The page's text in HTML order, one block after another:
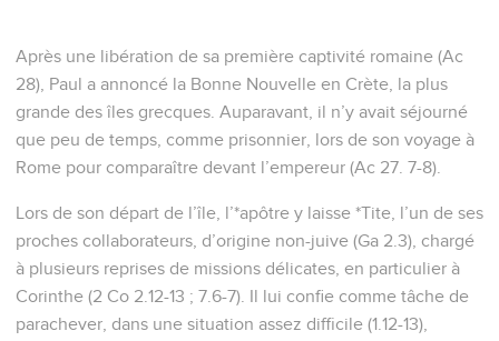
Après une libération de sa première captivité romaine (Ac
28), Paul a annoncé la Bonne Nouvelle en Crète, la plus
grande des îles grecques. Auparavant, il n’y avait séjourné
que peu de temps, comme prisonnier, lors de son voyage à
Rome pour comparaître devant l’empereur (Ac 27. 7-8).
Lors de son départ de l’île, l’*apôtre y laisse *Tite, l’un de ses
proches collaborateurs, d’origine non-juive (Ga 2.3), chargé
à plusieurs reprises de missions délicates, en particulier à
Corinthe (2 Co 2.12-13 ; 7.6-7). Il lui confie comme tâche de
parachever, dans une situation assez difficile (1.12-13),